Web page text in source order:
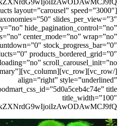
layout=”carousel” speed=”3000″
slides_per_view=”3″
hide_pagination_control=”no”
center_mode=”no” wrap=”no”
stock_progress_bar=”0″
products_bordered_grid=”0″
align=”right” style=”underlined”
title_width=”100″